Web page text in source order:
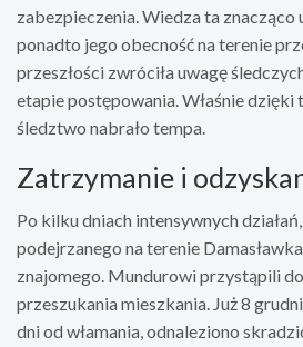
zabezpieczenia. Wiedza ta znacząco
ponadto jego obecność na terenie
przeszłości zwróciła uwagę
etapie postępowania. Właśnie
śledztwo nabrało tempa.
Zatrzymanie i
Po kilku dniach intensywnych
podejrzanego na terenie
znajomego. Mundurowi przystąpili
przeszukania mieszkania. Już 8
dni od włamania, odnaleziono